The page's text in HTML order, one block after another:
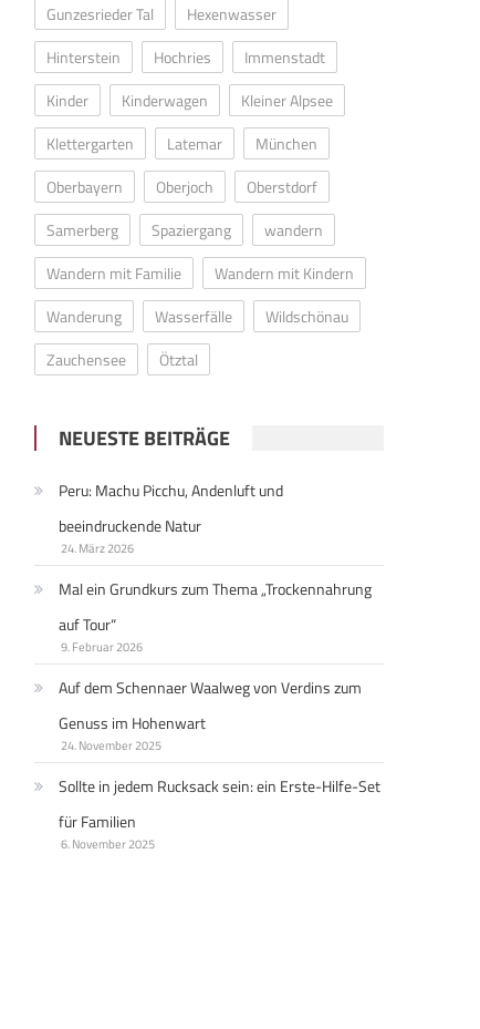
Gunzesrieder Tal
Hexenwasser
Hinterstein
Hochries
Immenstadt
Kinder
Kinderwagen
Kleiner Alpsee
Klettergarten
Latemar
München
Oberbayern
Oberjoch
Oberstdorf
Samerberg
Spaziergang
wandern
Wandern mit Familie
Wandern mit Kindern
Wanderung
Wasserfälle
Wildschönau
Zauchensee
Ötztal
NEUESTE BEITRÄGE
Peru: Machu Picchu, Andenluft und
beeindruckende Natur
24. März 2026
Mal ein Grundkurs zum Thema „Trockennahrung
auf Tour“
9. Februar 2026
Auf dem Schennaer Waalweg von Verdins zum
Genuss im Hohenwart
24. November 2025
Sollte in jedem Rucksack sein: ein Erste-Hilfe-Set
für Familien
6. November 2025